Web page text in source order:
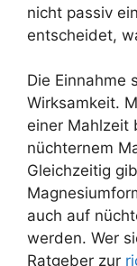
nicht passiv
entscheidet,
Die Einnahme
Wirksamkeit.
einer Mahlzeit
nüchternem
Gleichzeitig
auch auf
werden. Wer
Ratgeber zur